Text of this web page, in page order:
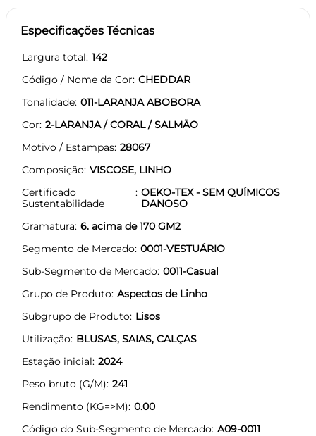
Especificações Técnicas
Largura total 142
Código / Nome da Cor CHEDDAR
Tonalidade 011-LARANJA ABOBORA
Cor 2-LARANJA / CORAL / SALMÃO
Motivo / Estampas 28067
Composição VISCOSE, LINHO
Certificado
Sustentabilidade
OEKO-TEX - SEM QUÍMICOS
DANOSO
Gramatura 6. acima de 170 GM2
Segmento de Mercado 0001-VESTUÁRIO
Sub-Segmento de Mercado 0011-Casual
Grupo de Produto Aspectos de Linho
Subgrupo de Produto Lisos
Utilização BLUSAS, SAIAS, CALÇAS
Estação inicial 2024
Peso bruto (G/M) 241
Rendimento (KG=>M) 0.00
Código do Sub-Segmento de Mercado A09-0011